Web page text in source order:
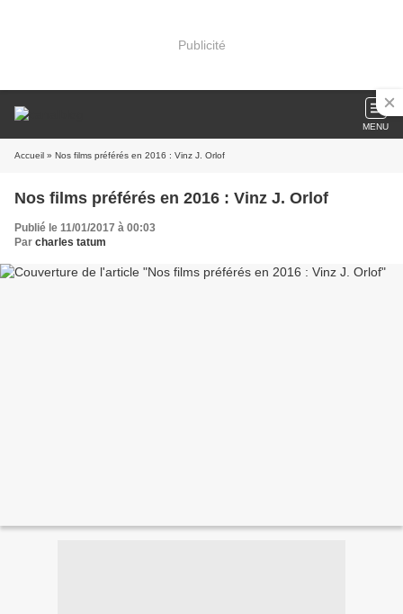
Publicité
MENU
Accueil » Nos films préférés en 2016 : Vinz J. Orlof
Nos films préférés en 2016 : Vinz J. Orlof
Publié le 11/01/2017 à 00:03
Par charles tatum